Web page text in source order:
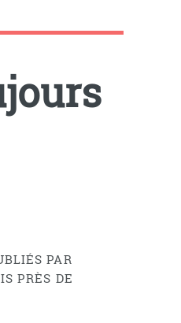
PAR
PRÈS DE